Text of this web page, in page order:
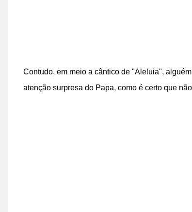
Contudo, em meio a cântico de "Aleluia",
atenção surpresa do Papa, como é certo que